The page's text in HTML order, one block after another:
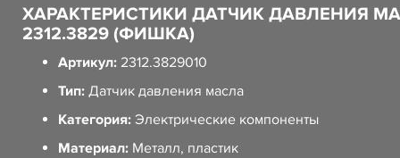
ХАРАКТЕРИСТИКИ ДАТЧИК ДАВЛЕНИЯ
2312.3829 (ФИШКА)
Артикул: 2312.3829010
Тип: Датчик давления масла
Категория: Электрические компоненты
Материал: Металл, пластик